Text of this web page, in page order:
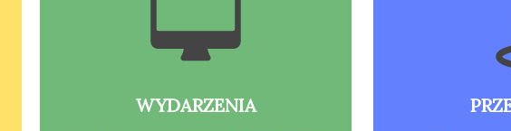
WYDARZENIA